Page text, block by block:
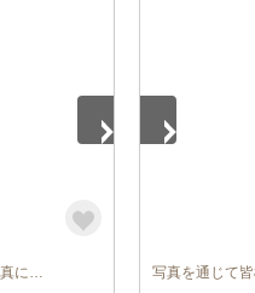
真に… 写真を通じて